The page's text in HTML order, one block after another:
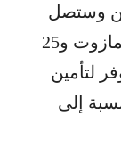
وستصل
بواخر تحتوي على 60 ألف طن من المازوت و25
لتأمين
إلى